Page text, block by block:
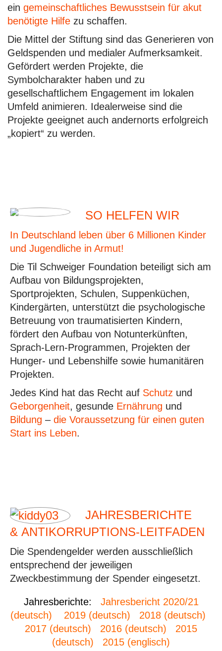
ein gemeinschaftliches Bewusstsein für akut
benötigte Hilfe zu schaffen.
Die Mittel der Stiftung sind das Generieren von
Geldspenden und medialer Aufmerksamkeit.
Gefördert werden Projekte, die
Symbolcharakter haben und zu
gesellschaftlichem Engagement im lokalen
Umfeld animieren. Idealerweise sind die
Projekte geeignet auch andernorts erfolgreich
„kopiert“ zu werden.
SO HELFEN WIR
In Deutschland leben über 6 Millionen Kinder
und Jugendliche in Armut!
Die Til Schweiger Foundation beteiligt sich am
Aufbau von Bildungsprojekten,
Sportprojekten, Schulen, Suppenküchen,
Kindergärten, unterstützt die psychologische
Betreuung von traumatisierten Kindern,
fördert den Aufbau von Notunterkünften,
Sprach-Lern-Programmen, Projekten der
Hunger- und Lebenshilfe sowie humanitären
Projekten.
Jedes Kind hat das Recht auf Schutz und
Geborgenheit, gesunde Ernährung und
Bildung –die Voraussetzung für einen guten
Start ins Leben.
JAHRESBERICHTE
& ANTIKORRUPTIONS-LEITFADEN
Die Spendengelder werden ausschließlich
entsprechend der jeweiligen
Zweckbestimmung der Spender eingesetzt.
Jahresberichte:
Jahresbericht 2020/21
(deutsch)
2019 (deutsch)
2018 (deutsch)
2017 (deutsch)
2016 (deutsch)
2015
(deutsch)
2015 (englisch)